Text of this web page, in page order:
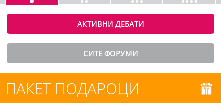
АКТИВНИ ДЕБАТИ
СИТЕ ФОРУМИ
ПАКЕТ ПОДАРОЦИ